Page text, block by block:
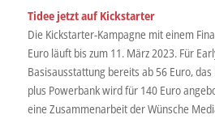
Tidee jetzt auf Kickstarter
Die Kickstarter-Kampagne mit einem
Euro läuft bis zum 11. März 2023. Für
Basisausstattung bereits ab 56 Euro,
plus Powerbank wird für 140 Euro
eine Zusammenarbeit der Wünsche